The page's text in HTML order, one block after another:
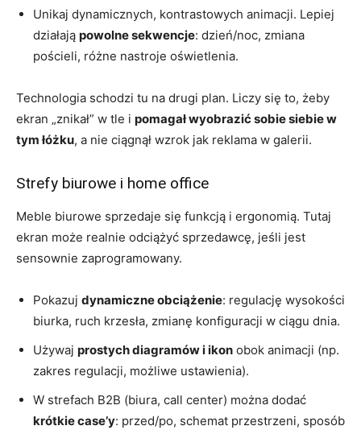
Unikaj dynamicznych, kontrastowych animacji. Lepiej
działają powolne sekwencje: dzień/noc, zmiana
pościeli, różne nastroje oświetlenia.
Technologia schodzi tu na drugi plan. Liczy się to, żeby
ekran „znikał” w tle i pomagał wyobrazić sobie siebie w
tym łóżku, a nie ciągnął wzrok jak reklama w galerii.
Strefy biurowe i home office
Meble biurowe sprzedaje się funkcją i ergonomią. Tutaj
ekran może realnie odciążyć sprzedawcę, jeśli jest
sensownie zaprogramowany.
Pokazuj dynamiczne obciążenie: regulację wysokości
biurka, ruch krzesła, zmianę konfiguracji w ciągu dnia.
Używaj prostych diagramów i ikon obok animacji (np.
zakres regulacji, możliwe ustawienia).
W strefach B2B (biura, call center) można dodać
krótkie case’y: przed/po, schemat przestrzeni, sposób